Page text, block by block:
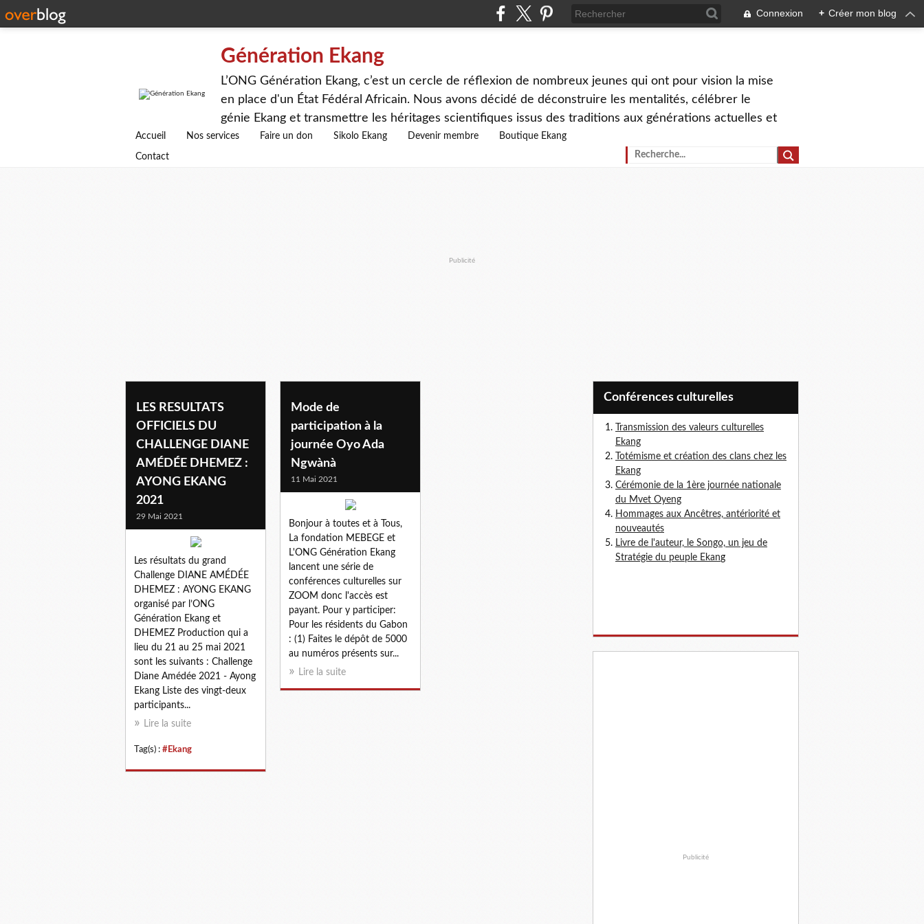
Connexion + Créer mon blog
Génération Ekang
L’ONG Génération Ekang, c’est un cercle de réflexion de nombreux jeunes qui ont pour vision la mise
en place d'un État Fédéral Africain. Nous avons décidé de déconstruire les mentalités, célébrer le
génie Ekang et transmettre les héritages scientifiques issus des traditions aux générations actuelles et
avenirs.
Accueil Nos services Faire un don Sikolo Ekang Devenir membre Boutique Ekang
Contact
Publicité
LES RESULTATS
OFFICIELS DU
CHALLENGE DIANE
AMÉDÉE DHEMEZ :
AYONG EKANG
2021
29 Mai 2021
Les résultats du grand
Challenge DIANE AMÉDÉE
DHEMEZ : AYONG EKANG
organisé par l’ONG
Génération Ekang et
DHEMEZ Production qui a
lieu du 21 au 25 mai 2021
sont les suivants : Challenge
Diane Amédée 2021 - Ayong
Ekang Liste des vingt-deux
participants...
Lire la suite
Tag(s) : #Ekang
Mode de
participation à la
journée Oyo Ada
Ngwànà
11 Mai 2021
Bonjour à toutes et à Tous,
La fondation MEBEGE et
L'ONG Génération Ekang
lancent une série de
conférences culturelles sur
ZOOM donc l'accès est
payant. Pour y participer:
Pour les résidents du Gabon
: (1) Faites le dépôt de 5000
au numéros présents sur...
Lire la suite
Conférences culturelles
Transmission des valeurs culturelles
Ekang
Totémisme et création des clans chez les
Ekang
Cérémonie de la 1ère journée nationale
du Mvet Oyeng
Hommages aux Ancêtres, antériorité et
nouveautés
Livre de l'auteur, le Songo, un jeu de
Stratégie du peuple Ekang
Publicité